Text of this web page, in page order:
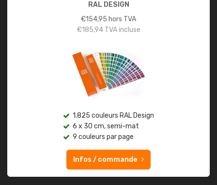
RAL DESIGN
€154,95 hors TVA
€185,94TVA incluse
1.825 couleurs RAL Design
6 x 30 cm, semi-mat
9 couleurs par page
Infos / commande